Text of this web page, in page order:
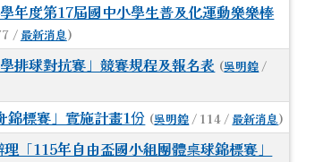
年度第17屆國中小學生普及化運動樂樂棒
/ 最新消息)
排球對抗賽」競賽規程及報名表 (吳明鍠 /
錦標賽」實施計畫1份 (吳明鍠 / 114 / 最新消息)
「115年自由盃國小組團體桌球錦標賽」